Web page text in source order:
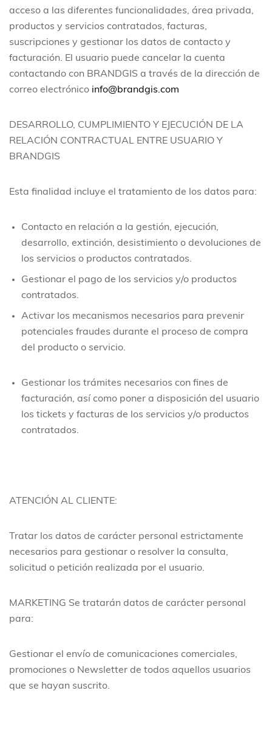
acceso a las diferentes funcionalidades, área privada,
productos y servicios contratados, facturas,
suscripciones y gestionar los datos de contacto y
facturación. El usuario puede cancelar la cuenta
contactando con BRANDGIS a través de la dirección de
correo electrónico info@brandgis.com
DESARROLLO, CUMPLIMIENTO Y EJECUCIÓN DE LA
RELACIÓN CONTRACTUAL ENTRE USUARIO Y
BRANDGIS
Esta finalidad incluye el tratamiento de los datos para:
Contacto en relación a la gestión, ejecución,
desarrollo, extinción, desistimiento o devoluciones de
los servicios o productos contratados.
Gestionar el pago de los servicios y/o productos
contratados.
Activar los mecanismos necesarios para prevenir
potenciales fraudes durante el proceso de compra
del producto o servicio.
Gestionar los trámites necesarios con fines de
facturación, así como poner a disposición del usuario
los tickets y facturas de los servicios y/o productos
contratados.
ATENCIÓN AL CLIENTE:
Tratar los datos de carácter personal estrictamente
necesarios para gestionar o resolver la consulta,
solicitud o petición realizada por el usuario.
MARKETING Se tratarán datos de carácter personal
para:
Gestionar el envío de comunicaciones comerciales,
promociones o Newsletter de todos aquellos usuarios
que se hayan suscrito.